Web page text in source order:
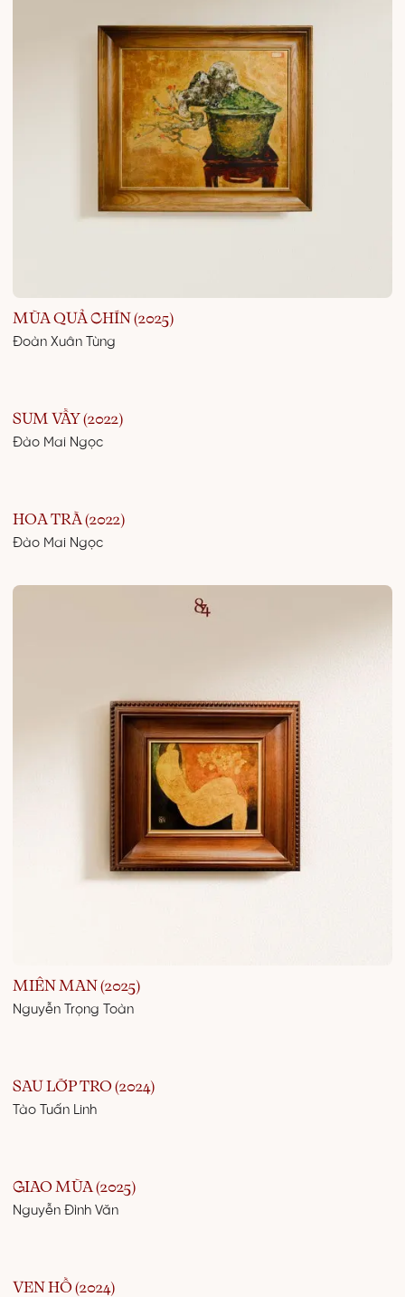
MÙA QUẢ CHÍN (2025)
Đoàn Xuân Tùng
SUM VẦY (2022)
Đào Mai Ngọc
HOA TRÀ (2022)
Đào Mai Ngọc
MIÊN MAN (2025)
Nguyễn Trọng Toàn
SAU LỚP TRO (2024)
Tào Tuấn Linh
GIAO MÙA (2025)
Nguyễn Đình Văn
VEN HỒ (2024)